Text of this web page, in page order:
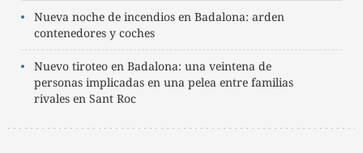
Nueva noche de incendios en Badalona: arden
contenedores y coches
Nuevo tiroteo en Badalona: una veintena de
personas implicadas en una pelea entre familias
rivales en Sant Roc